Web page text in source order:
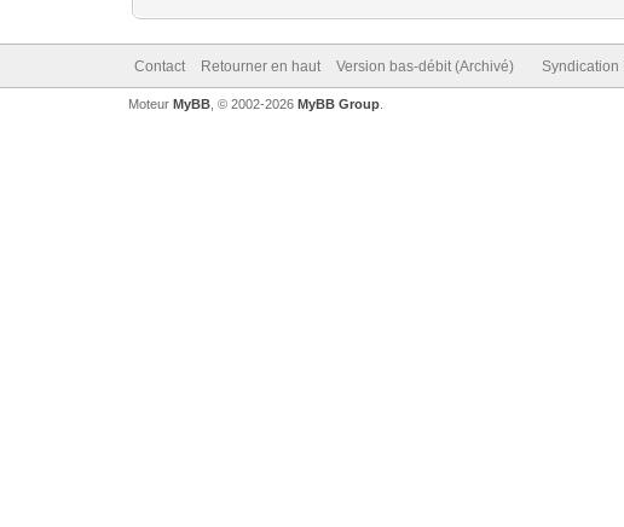
Contact Retourner en haut Version bas-débit (Archivé) Syndication
Moteur MyBB, © 2002-2026 MyBB Group.